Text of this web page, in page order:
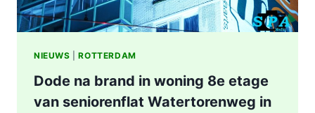
NIEUWS |ROTTERDAM
Dode na brand in woning 8e etage
van seniorenflat Watertorenweg in